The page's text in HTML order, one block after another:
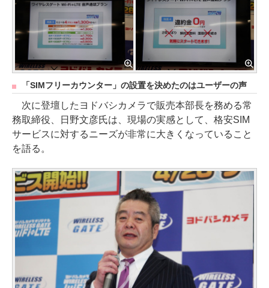
「SIMフリーカウンター」の設置を決めたのはユーザーの声
次に登壇したヨドバシカメラで販売本部長を務める常
務取締役、日野文彦氏は、現場の実感として、格安SIM
サービスに対するニーズが非常に大きくなっていること
を語る。